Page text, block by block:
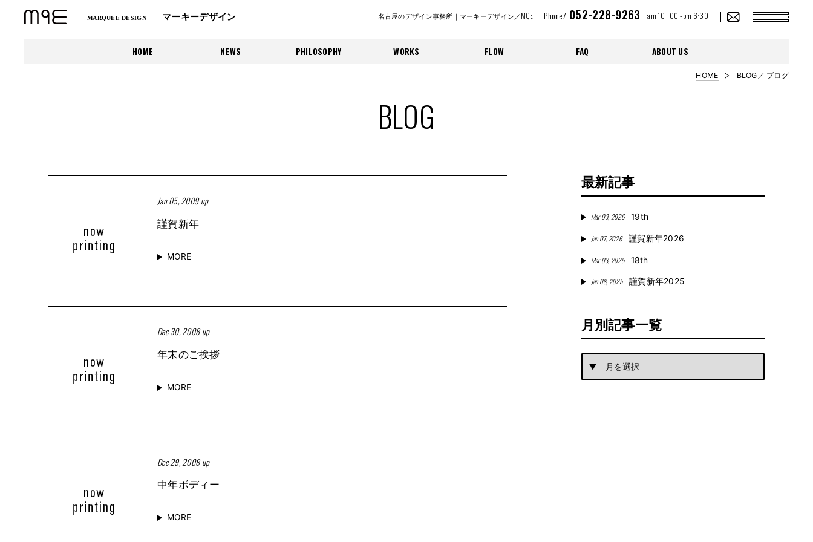
MARQUEE DESIGN マーキーデザイン 名古屋のデザイン事務所｜マーキーデザイン／MQE Phone/052-228-9263 am 10 : 00 - pm 6:30
HOME NEWS PHILOSOPHY WORKS FLOW FAQ ABOUT US
HOME BLOG／ ブログ
BLOG
Jan 05, 2009 up
謹賀新年
MORE
Dec 30, 2008 up
年末のご挨拶
MORE
Dec 29, 2008 up
中年ボディー
MORE
最新記事
Mar 03, 2026 19th
Jan 07, 2026 謹賀新年2026
Mar 03, 2025 18th
Jan 08, 2025 謹賀新年2025
月別記事一覧